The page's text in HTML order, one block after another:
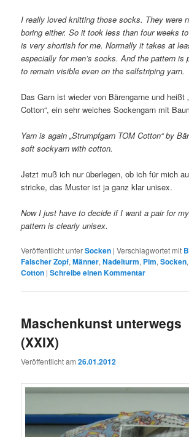
I really loved knitting those socks. They were
boring either. So it took less than four weeks
is very shortish for me. Normally it takes at
especially for men’s socks. And the pattern is
to remain visible even on the selfstriping yarn.
Das Garn ist wieder von Bärengarne und heißt
Cotton“, ein sehr weiches Sockengarn mit
Yarn is again „Strumpfgarn TOM Cotton“ by
soft sockyarn with cotton.
Jetzt muß ich nur überlegen, ob ich für mich
stricke, das Muster ist ja ganz klar unisex.
Now I just have to decide if I want a pair for
pattern is clearly unisex.
Veröffentlicht unterSocken |Verschlagwortet mit
Falscher Zopf,Männer,Nadelturm, Pim,Socken
Cotton |Schreibe einen Kommentar
Maschenkunst unterwegs
(XXIX)
Veröffentlicht am26.01.2012